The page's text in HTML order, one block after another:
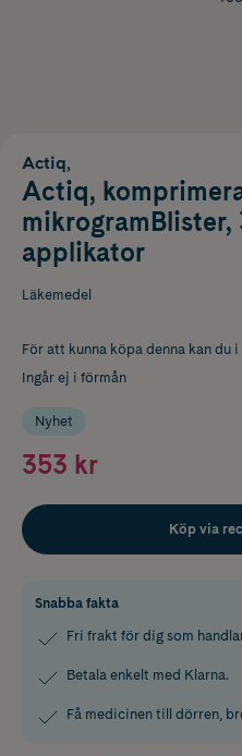
Actiq,
Actiq,
applikator
Läkemedel
För att kunna köpa denna kan du
Ingår ej i förmån
Nyhet
353 kr
Köp via
Snabba fakta
Fri frakt för dig som
Betala enkelt med Klarna.
Få medicinen till dörren,